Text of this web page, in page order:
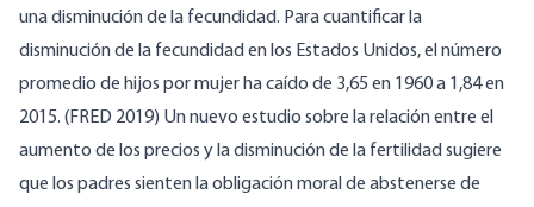
una disminución de la fecundidad. Para cuantificar la
disminución de la fecundidad en los Estados Unidos, el número
promedio de hijos por mujer ha caído de 3,65 en 1960 a 1,84 en
2015. (FRED 2019) Un nuevo estudio sobre la relación entre el
aumento de los precios y la disminución de la fertilidad sugiere
que los padres sienten la obligación moral de abstenerse de